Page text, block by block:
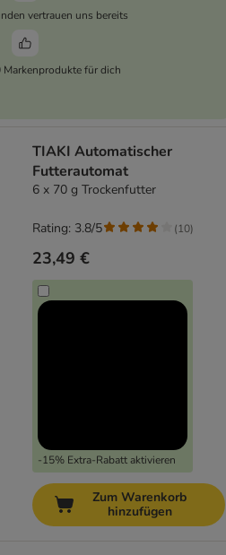
vertrauen uns bereits
Markenprodukte für dich
TIAKI Automatischer
Futterautomat
6 x 70 g Trockenfutter
23,49 €
-15% Extra-Rabatt aktivieren
Rating: 3.8/5 (10)
Zum Warenkorb
hinzufügen